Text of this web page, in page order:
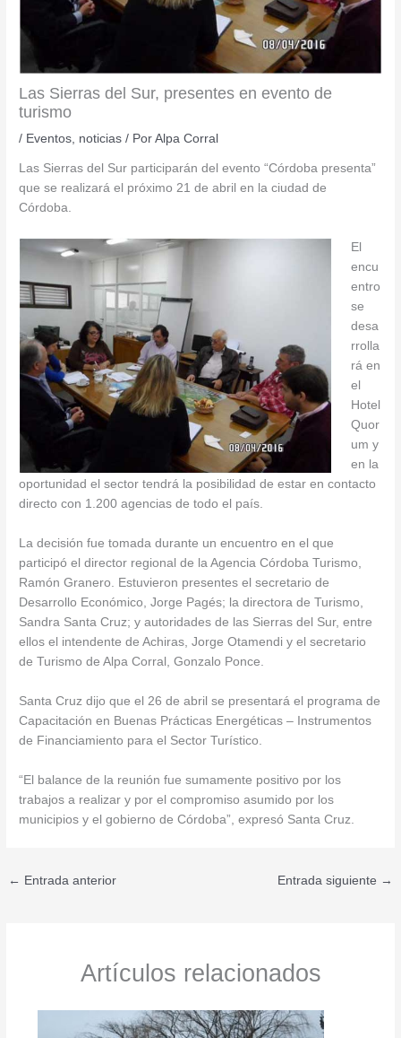
Las Sierras del Sur, presentes en evento de
turismo
/ Eventos noticias / PorAlpa Corral
Las Sierras del Sur participarán del evento “Córdoba presenta”
que se realizará el próximo 21 de abril en la ciudad de
Córdoba.
El
encu
entro
se
desa
rrolla
rá en
el
Hotel
Quor
um y
en la
oportunidad el sector tendrá la posibilidad de estar en contacto
directo con 1.200 agencias de todo el país.
La decisión fue tomada durante un encuentro en el que
participó el director regional de la Agencia Córdoba Turismo,
Ramón Granero. Estuvieron presentes el secretario de
Desarrollo Económico, Jorge Pagés; la directora de Turismo,
Sandra Santa Cruz; y autoridades de las Sierras del Sur, entre
ellos el intendente de Achiras, Jorge Otamendi y el secretario
de Turismo de Alpa Corral, Gonzalo Ponce.
Santa Cruz dijo que el 26 de abril se presentará el programa de
Capacitación en Buenas Prácticas Energéticas – Instrumentos
de Financiamiento para el Sector Turístico.
“El balance de la reunión fue sumamente positivo por los
trabajos a realizar y por el compromiso asumido por los
municipios y el gobierno de Córdoba”, expresó Santa Cruz.
← Entrada anterior Entrada siguiente →
Artículos relacionados